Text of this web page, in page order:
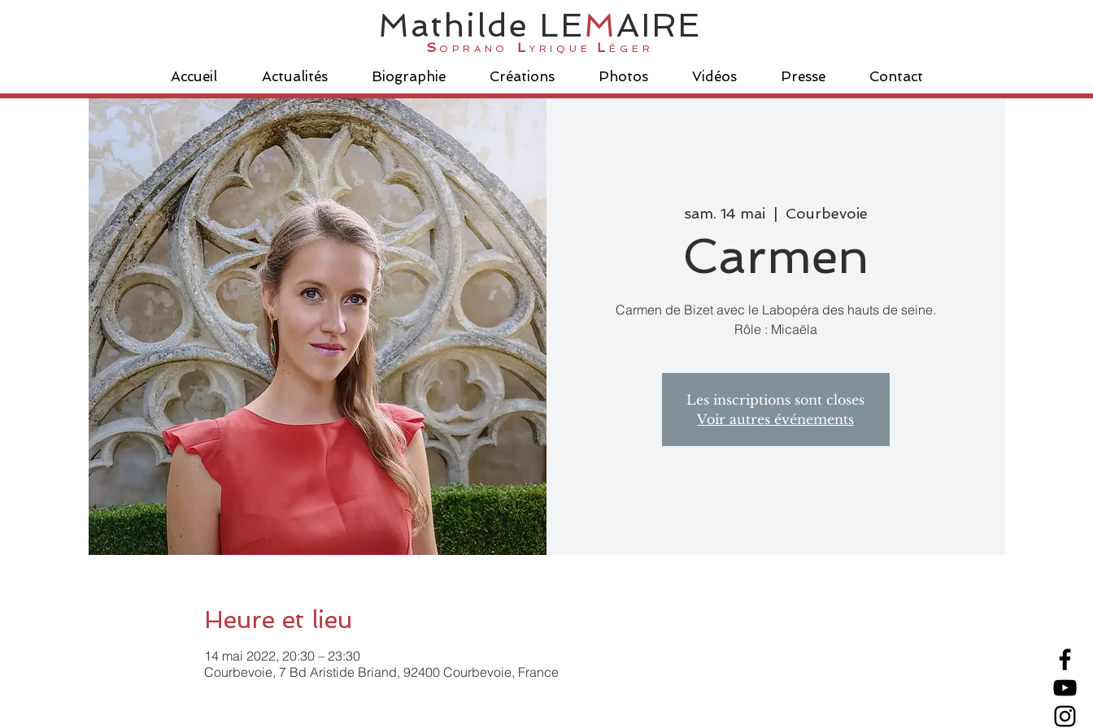
Mathilde LEMAIRE
S OPRANO L YRIQUE LÉGER
Accueil Actualités Biographie Créations Photos Vidéos Presse Contact
sam. 14 mai Courbevoie
Carmen
Carmen de Bizet avec le Labopéra des hauts de seine.
Rôle : Micaëla
Les inscriptions sont closes
Voir autres événements
Heure et lieu
14 mai 2022, 20:30 – 23:30
Courbevoie, 7 Bd Aristide Briand, 92400 Courbevoie, France